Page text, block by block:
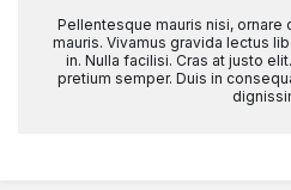
Pellentesque mauris nisi, ornare
mauris. Vivamus gravida lectus
in. Nulla facilisi. Cras at justo
pretium semper. Duis in